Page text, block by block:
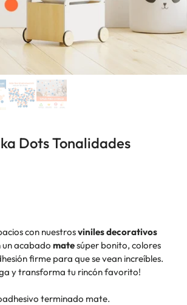
Dots Tonalidades
con nuestrosviniles decorativos
un acabado matesúper bonito, colores
firme para que se vean increíbles.
y transforma tu rincón favorito!
terminado mate.